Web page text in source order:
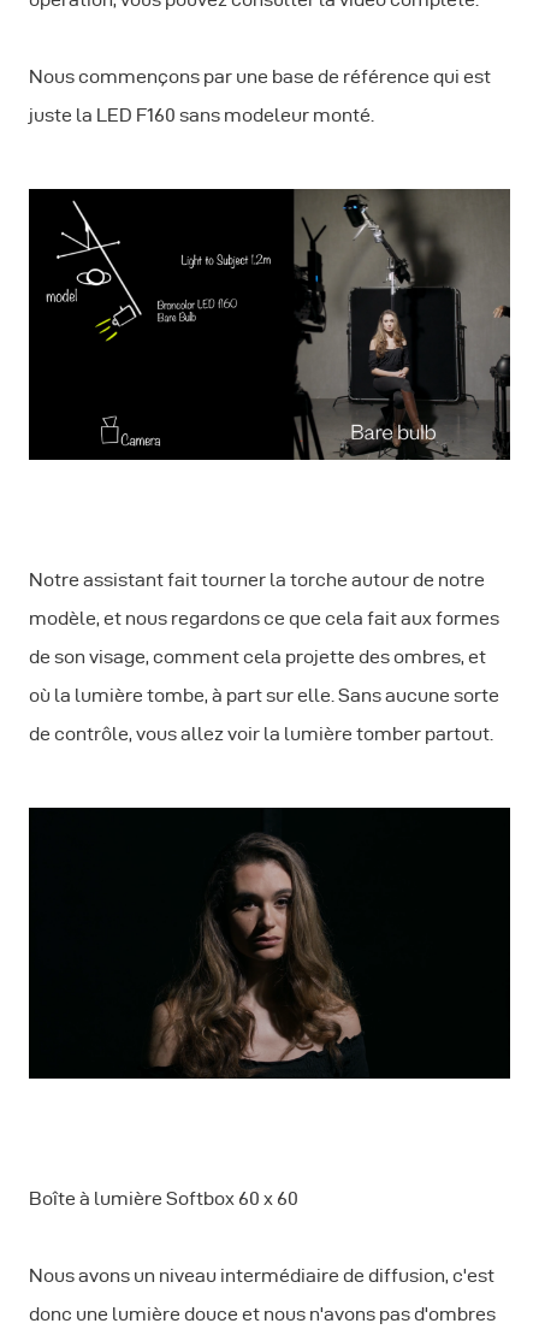
Nous commençons par une base de référence qui est
juste la LED F160 sans modeleur monté.
Notre assistant fait tourner la torche autour de notre
modèle, et nous regardons ce que cela fait aux formes
de son visage, comment cela projette des ombres, et
où la lumière tombe, à part sur elle. Sans aucune sorte
de contrôle, vous allez voir la lumière tomber partout.
Boîte à lumière Softbox 60 x 60
Nous avons un niveau intermédiaire de diffusion, c'est
donc une lumière douce et nous n'avons pas d'ombres